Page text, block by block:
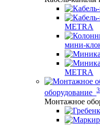
METRA
мини-
METRA
оборудование
Монтажное